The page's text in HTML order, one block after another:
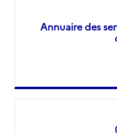
Annuaire des